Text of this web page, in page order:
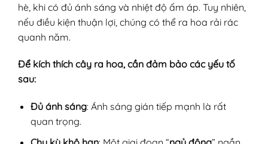
hè, khi có đủ ánh sáng và nhiệt độ ấm áp. Tuy nhiên,
nếu điều kiện thuận lợi, chúng có thể ra hoa rải rác
quanh năm.
Để kích thích cây ra hoa, cần đảm bảo các yếu tố
sau:
Đủ ánh sáng: Ánh sáng gián tiếp mạnh là rất
quan trọng.